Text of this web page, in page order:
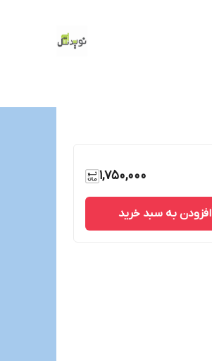
1,750,000
افزودن به سبد خرید